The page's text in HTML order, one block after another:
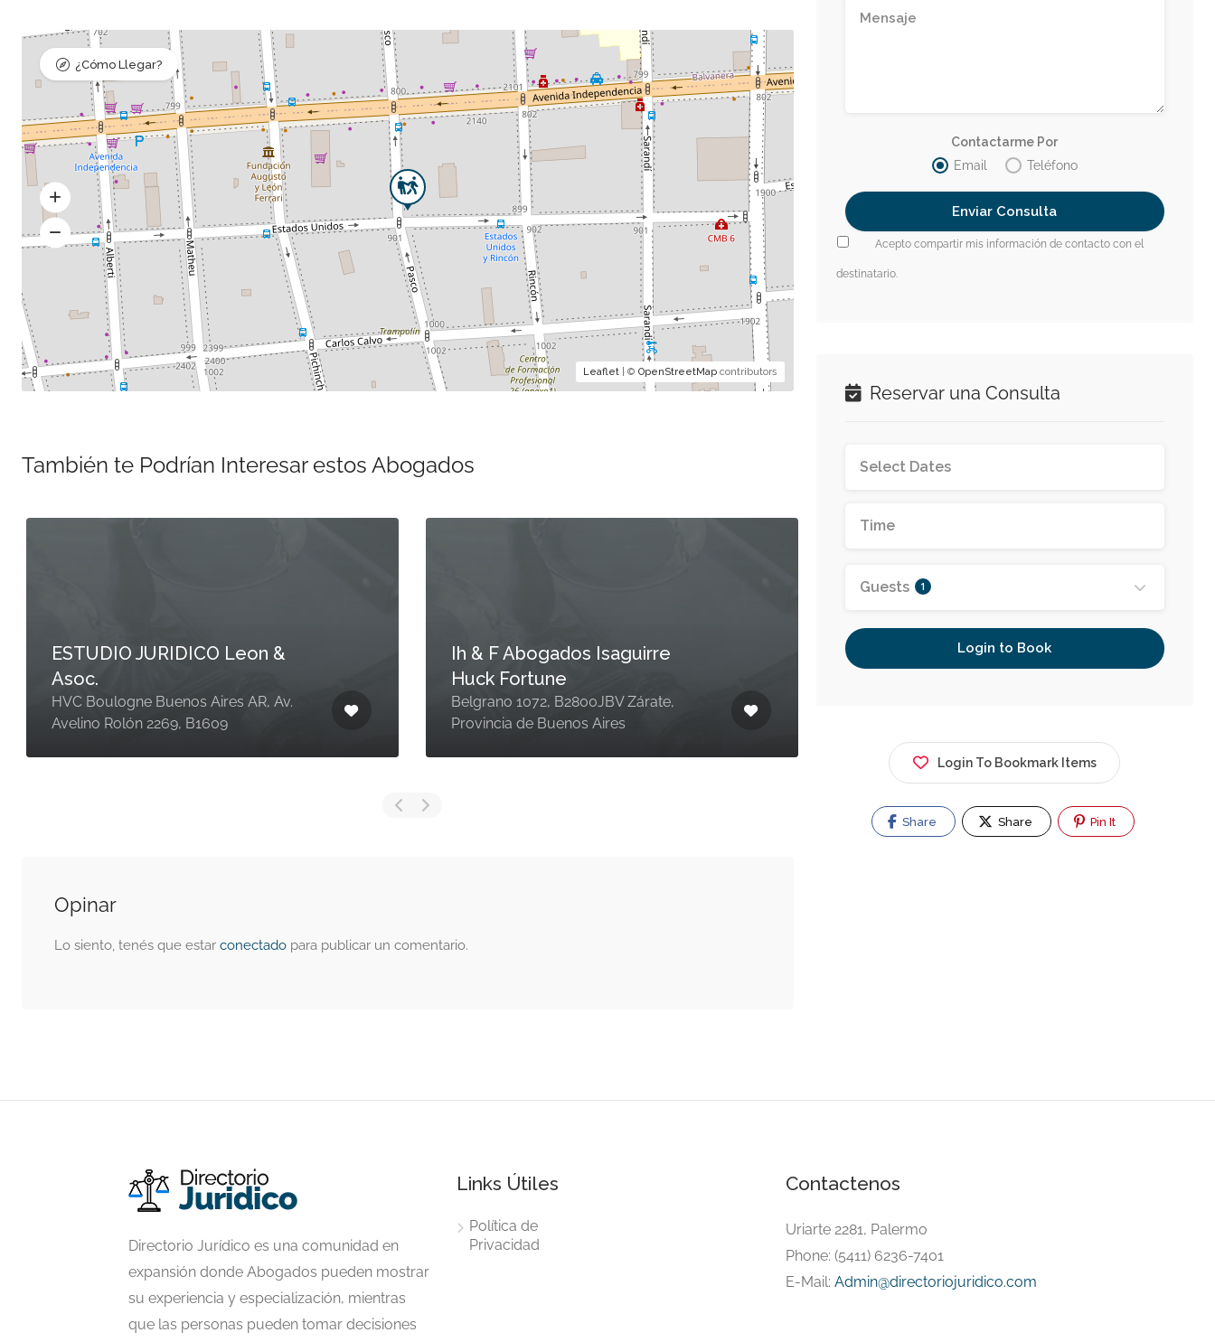
Leaflet | ©OpenStreetMap contributors
¿Cómo Llegar?
También te Podrían Interesar estos Abogados
Byt Estudio Juridico – Dra.
Cynthya Balda – Dra. Marina
Tagua
Av. San Martín 934 2° piso
SCHEPIS AURELIA PATRICIA –
ESTUDIO JURIDICO
Gr, Gral. Antonio Tiscornia 680, R8400
San Carlos de Bariloche, Río Negro
Opinar
Lo siento, tenés que estarconectado para publicar un comentario.
Contactarme Por
Email
Teléfono
Acepto compartir mis información de contacto con el
destinatario.
Reservar una Consulta
Guests 1
Login to Book
Login To Bookmark Items
Share Share Pin It
Directorio Jurídico es una comunidad en
expansión donde Abogados pueden mostrar
su experiencia y especialización, mientras
que las personas pueden tomar decisiones
Links Útiles
Política de
Privacidad
Contactenos
Uriarte 2281, Palermo
Phone: (5411) 6236-7401
E-Mail: Admin@directoriojuridico.com